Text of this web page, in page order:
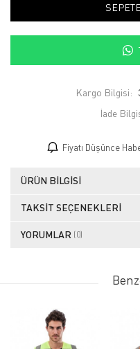
Kargo Bilgisi:
İade
Fiyatı Düşünce
ÜRÜN BILGISI
TAKSIT SEÇENEKLERI
YORUMLAR (0)